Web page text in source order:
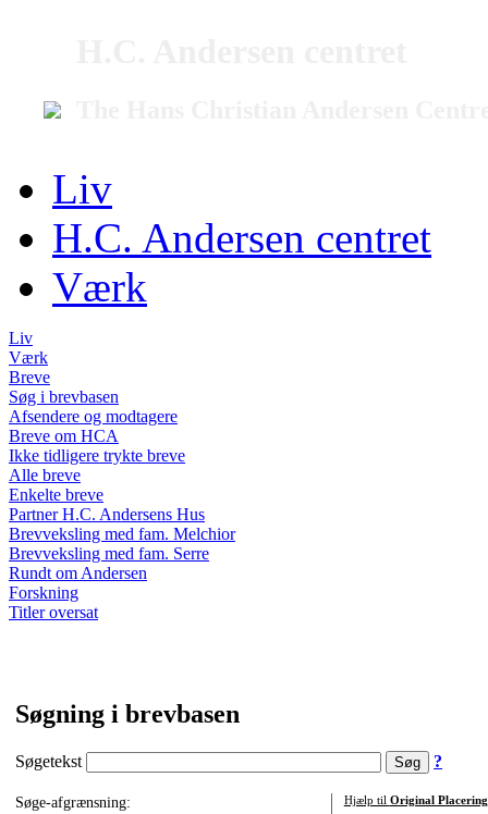
Liv
H.C. Andersen centret
Værk
Liv
Værk
Breve
Søg i brevbasen
Afsendere og modtagere
Breve om HCA
Ikke tidligere trykte breve
Alle breve
Enkelte breve
Partner H.C. Andersens Hus
Brevveksling med fam. Melchior
Brevveksling med fam. Serre
Rundt om Andersen
Forskning
Titler oversat
Søgning i brevbasen
Søgetekst ?
Søge-afgrænsning:
Hjælp til Original Placering